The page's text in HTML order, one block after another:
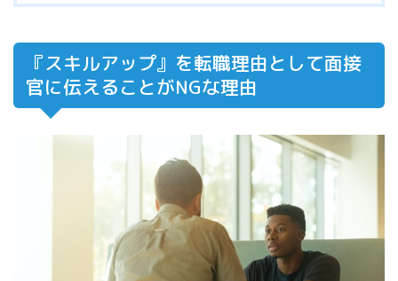
『スキルアップ』を転職理由として面接
官に伝えることがNGな理由